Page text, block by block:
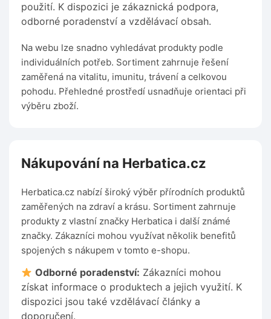
použití. K dispozici je zákaznická podpora,
odborné poradenství a vzdělávací obsah.
Na webu lze snadno vyhledávat produkty podle
individuálních potřeb. Sortiment zahrnuje řešení
zaměřená na vitalitu, imunitu, trávení a celkovou
pohodu. Přehledné prostředí usnadňuje orientaci při
výběru zboží.
Nákupování na Herbatica.cz
Herbatica.cz nabízí široký výběr přírodních produktů
zaměřených na zdraví a krásu. Sortiment zahrnuje
produkty z vlastní značky Herbatica i další známé
značky. Zákazníci mohou využívat několik benefitů
spojených s nákupem v tomto e-shopu.
Odborné poradenství: Zákazníci mohou
získat informace o produktech a jejich využití. K
dispozici jsou také vzdělávací články a
doporučení.